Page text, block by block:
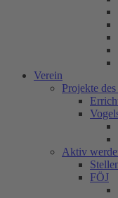
Verein
Projekte
Aktiv
FÖJ